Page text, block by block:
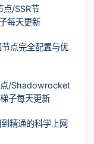
点/SSR节
每天更新
点完全配置与优
点/Shadowrocket
子每天更新
精通的科学上网